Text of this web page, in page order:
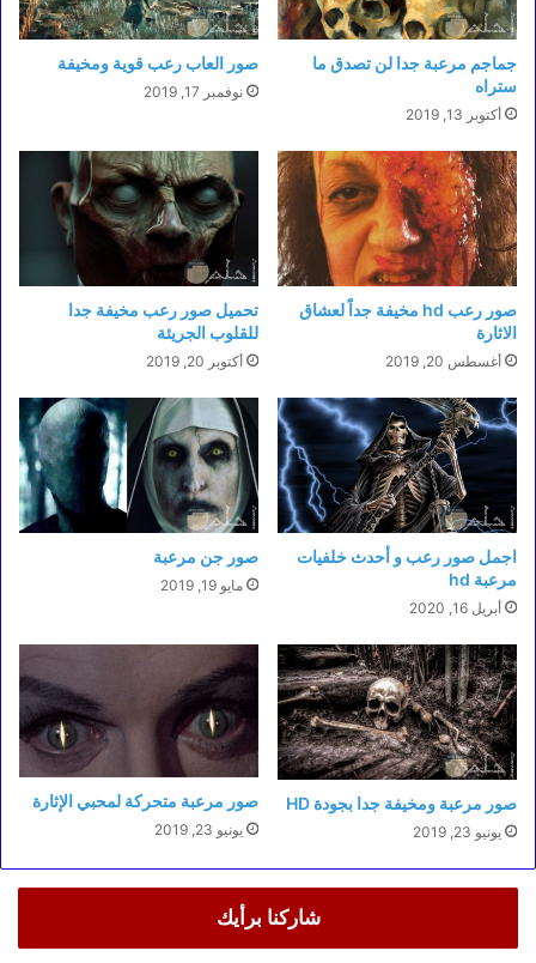
جماجم مرعبة جدا لن تصدق ما
ستراه
أكتوبر 13, 2019
صور العاب رعب قوية ومخيفة
نوفمبر 17, 2019
صور رعب hd مخيفة جداً لعشاق
الاثارة
أغسطس 20, 2019
تحميل صور رعب مخيفة جدا
للقلوب الجريئة
أكتوبر 20, 2019
اجمل صور رعب و أحدث خلفيات
مرعبة hd
أبريل 16, 2020
صور جن مرعبة
مايو 19, 2019
صور مرعبة ومخيفة جدا بجودة HD
يونيو 23, 2019
صور مرعبة متحركة لمحبي الإثارة
يونيو 23, 2019
شاركنا برأيك